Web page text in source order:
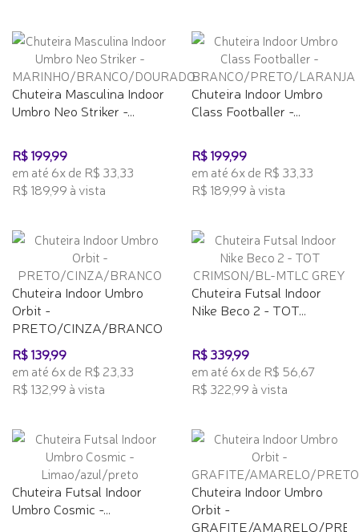
Chuteira Masculina Indoor
Umbro Neo Striker -...
R$ 199,99
em até 6x de R$ 33,33
R$ 189,99 à vista
Chuteira Indoor Umbro
Class Footballer -...
R$ 199,99
em até 6x de R$ 33,33
R$ 189,99 à vista
Chuteira Indoor Umbro
Orbit -
PRETO/CINZA/BRANCO
R$ 139,99
em até 6x de R$ 23,33
R$ 132,99 à vista
Chuteira Futsal Indoor
Nike Beco 2 - TOT...
R$ 339,99
em até 6x de R$ 56,67
R$ 322,99 à vista
Chuteira Futsal Indoor
Umbro Cosmic -...
Chuteira Indoor Umbro
Orbit -
GRAFITE/AMARELO/